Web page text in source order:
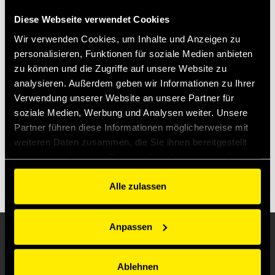
Diese Webseite verwendet Cookies
Wir verwenden Cookies, um Inhalte und Anzeigen zu
personalisieren, Funktionen für soziale Medien anbieten
zu können und die Zugriffe auf unsere Website zu
analysieren. Außerdem geben wir Informationen zu Ihrer
Verwendung unserer Website an unsere Partner für
soziale Medien, Werbung und Analysen weiter. Unsere
Partner führen diese Informationen möglicherweise mit
weiteren Daten zusammen, die Sie ihnen bereitgestellt
gesammelt haben.
Alle zulassen
Anpassen
Ablehnen
Vorteile der FFH Serie.
Per visualizzare i video, è necessario accettare i cookie
Marketing.
MODIFICA LE PREFERENZE COOKIE